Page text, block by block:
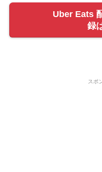
Uber Eats
録
スポ